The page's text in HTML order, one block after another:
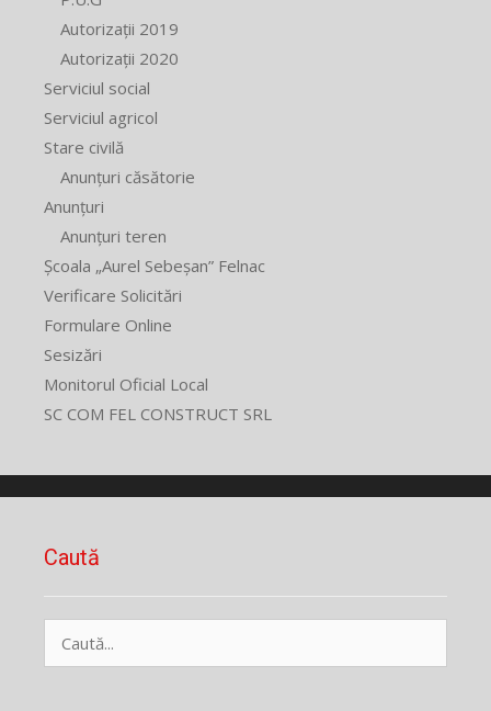
Autorizații 2019
Autorizații 2020
Serviciul social
Serviciul agricol
Stare civilă
Anunțuri căsătorie
Anunțuri
Anunțuri teren
Școala „Aurel Sebeșan” Felnac
Verificare Solicitări
Formulare Online
Sesizări
Monitorul Oficial Local
SC COM FEL CONSTRUCT SRL
Caută
după: